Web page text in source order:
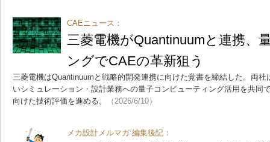
CAEニュース：
三菱電機がQuantinuumと連携、
ングでCAEの革新狙う
三菱電機はQuantinuumと戦略的開発連携に向けた覚書を締結した。両
いシミュレーション・設計業務への量子コンピューティング活用を共同
向けた技術評価を進める。
（2026/6/10）
メカ設計メルマガ 編集後記：